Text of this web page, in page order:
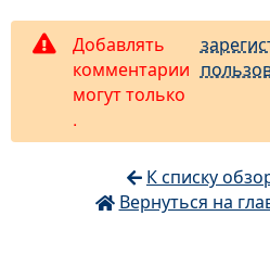
Добавлять
комментарии
могут только
.
К списку
Вернуться на